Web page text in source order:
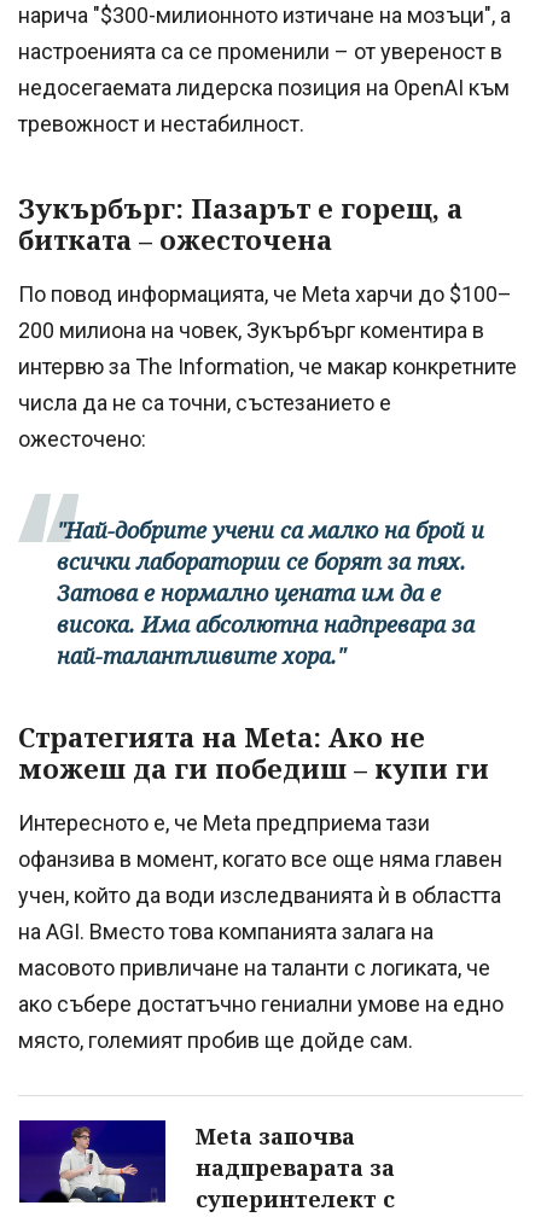
нарича "$300-милионното изтичане на мозъци", а
настроенията са се променили – от увереност в
недосегаемата лидерска позиция на OpenAI към
тревожност и нестабилност.
Зукърбърг: Пазарът е горещ, а
битката – ожесточена
По повод информацията, че Meta харчи до $100–
200 милиона на човек, Зукърбърг коментира в
интервю за The Information, че макар конкретните
числа да не са точни, състезанието е
ожесточено:
"Най-добрите учени са малко на брой и
всички лаборатории се борят за тях.
Затова е нормално цената им да е
висока. Има абсолютна надпревара за
най-талантливите хора."
Стратегията на Meta: Ако не
можеш да ги победиш – купи ги
Интересното е, че Meta предприема тази
офанзива в момент, когато все още няма главен
учен, който да води изследванията ѝ в областта
на AGI. Вместо това компанията залага на
масовото привличане на таланти с логиката, че
ако събере достатъчно гениални умове на едно
място, големият пробив ще дойде сам.
Meta започва
надпреварата за
суперинтелект с